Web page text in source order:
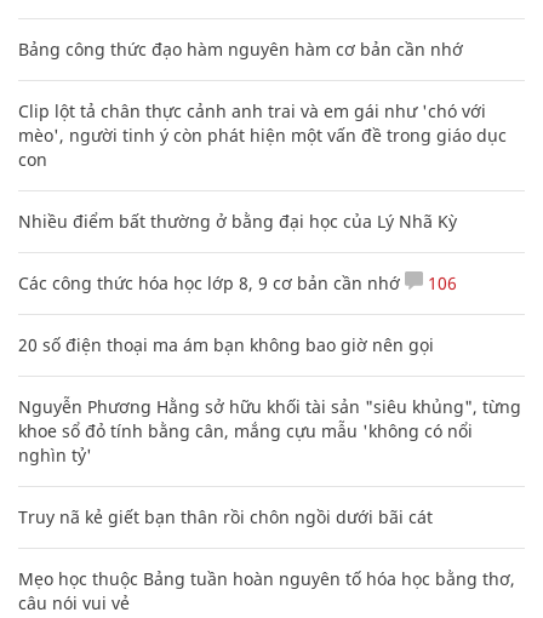
Bảng công thức đạo hàm nguyên hàm cơ bản cần nhớ
Clip lột tả chân thực cảnh anh trai và em gái như 'chó với
mèo', người tinh ý còn phát hiện một vấn đề trong giáo dục
con
Nhiều điểm bất thường ở bằng đại học của Lý Nhã Kỳ
Các công thức hóa học lớp 8, 9 cơ bản cần nhớ 106
20 số điện thoại ma ám bạn không bao giờ nên gọi
Nguyễn Phương Hằng sở hữu khối tài sản "siêu khủng", từng
khoe sổ đỏ tính bằng cân, mắng cựu mẫu 'không có nổi
nghìn tỷ'
Truy nã kẻ giết bạn thân rồi chôn ngồi dưới bãi cát
Mẹo học thuộc Bảng tuần hoàn nguyên tố hóa học bằng thơ,
câu nói vui vẻ